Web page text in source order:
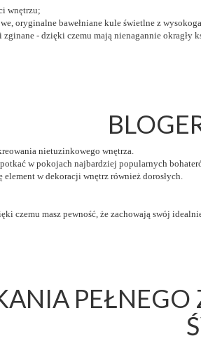
wnętrzu;
oryginalne bawełniane kule świetlne z
- dzięki czemu mają nienagannie okragły
nietuzinkowego wnętrza.
w pokojach najbardziej popularnych
w dekoracji wnętrz również dorosłych.
czemu masz pewność, że zachowają swój